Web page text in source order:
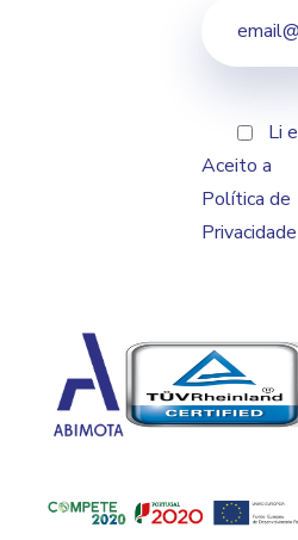
Li e
Aceito a
Política de
Privacidade